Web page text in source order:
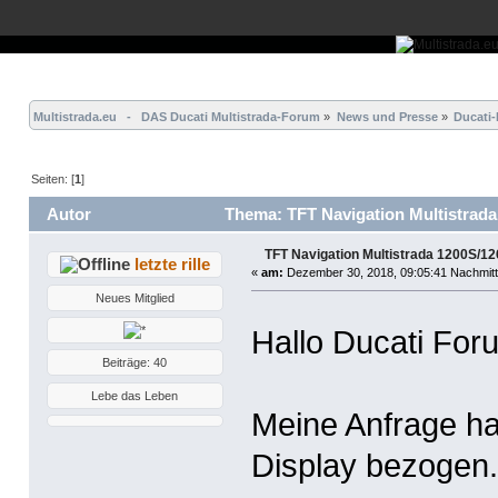
Multistrada.eu   -   DAS Ducati Multistrada-Forum » News und Presse» Ducati-
Seiten: [1]
Autor Thema: TFT Navigation
letzte rille
Neues Mitglied
Beiträge: 40
Lebe das Leben
TFT Navigation Multistrada 1200S/
« am: Dezember 30, 2018, 09:05:41
Hallo Ducati
Meine Anfrage
Display bezogen.